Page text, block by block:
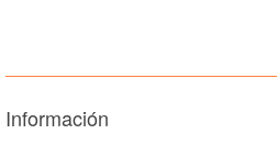
Información